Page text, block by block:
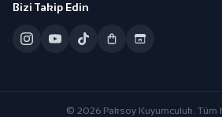
Bizi Takip Edin
© 2026 Paksoy Kuyumculuk. Tüm